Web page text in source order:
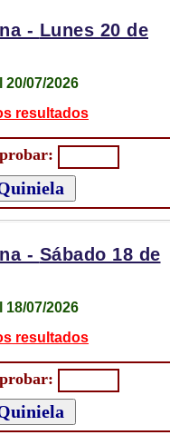
- Lunes 20 de
07/2026
resultados
- Sábado 18 de
07/2026
resultados